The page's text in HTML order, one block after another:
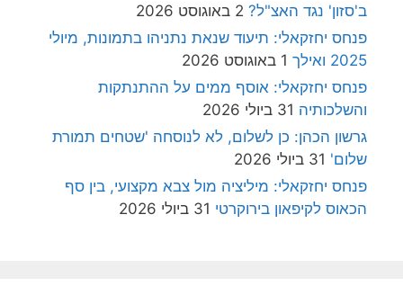
ב'סזון' נגד האצ"ל? 2 באוגוסט 2026
פנחס יחזקאלי: תיעוד שנאת נתניהו בתמונות, מיולי
2025 ואילך
1 באוגוסט 2026
פנחס יחזקאלי: אוסף ממים על ההתנתקות
והשלכותיה 31 ביולי 2026
גרשון הכהן: כן לשלום, לא לנוסחה 'שטחים תמורת
שלום' 31 ביולי 2026
פנחס יחזקאלי: מיליציה מול צבא מקצועי, בין סף
הכאוס לקיפאון בירוקרטי 31 ביולי 2026